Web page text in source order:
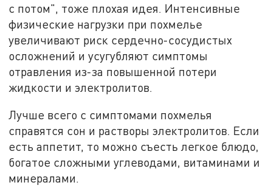
с потом", тоже плохая идея. Интенсивные
физические нагрузки при похмелье
увеличивают риск сердечно-сосудистых
осложнений и усугубляют симптомы
отравления из-за повышенной потери
жидкости и электролитов.
Лучше всего с симптомами похмелья
справятся сон и растворы электролитов. Если
есть аппетит, то можно съесть легкое блюдо,
богатое сложными углеводами, витаминами и
минералами.